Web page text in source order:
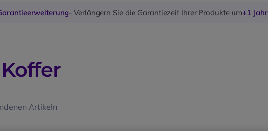
- Verlängern Sie die Garantiezeit Ihrer Produkte um+1 Jahr
Artikeln